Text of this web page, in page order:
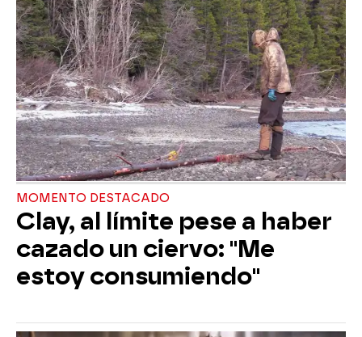
MOMENTO DESTACADO
Clay, al límite pese a haber
cazado un ciervo: "Me
estoy consumiendo"